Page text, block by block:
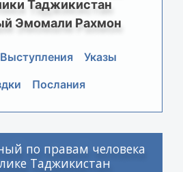
Таджикистан
Эмомали Рахмон
Выступления
Указы
Послания
по правам человека
Таджикистан